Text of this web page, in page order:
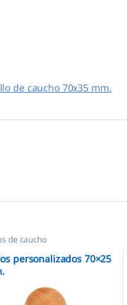
de caucho 70x35 mm.
de caucho
personalizados 70×25